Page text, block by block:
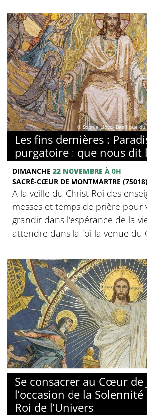
© Sophie Lloyd- Basilique
Les fins dernières :
purgatoire : que nous dit
DIMANCHE 22 NOVEMBRE À 0H
SACRÉ-CŒUR DE MONTMARTRE (75018)
A la veille du Christ Roi des
messes et temps de prière pour
grandir dans l'espérance de la
attendre dans la foi la venue du
© Basilique du
Se consacrer au Cœur de
l’occasion de la
Roi de l’Univers